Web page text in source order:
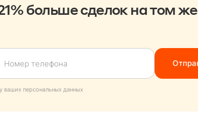
больше сделок на том же
ваших персональных данных